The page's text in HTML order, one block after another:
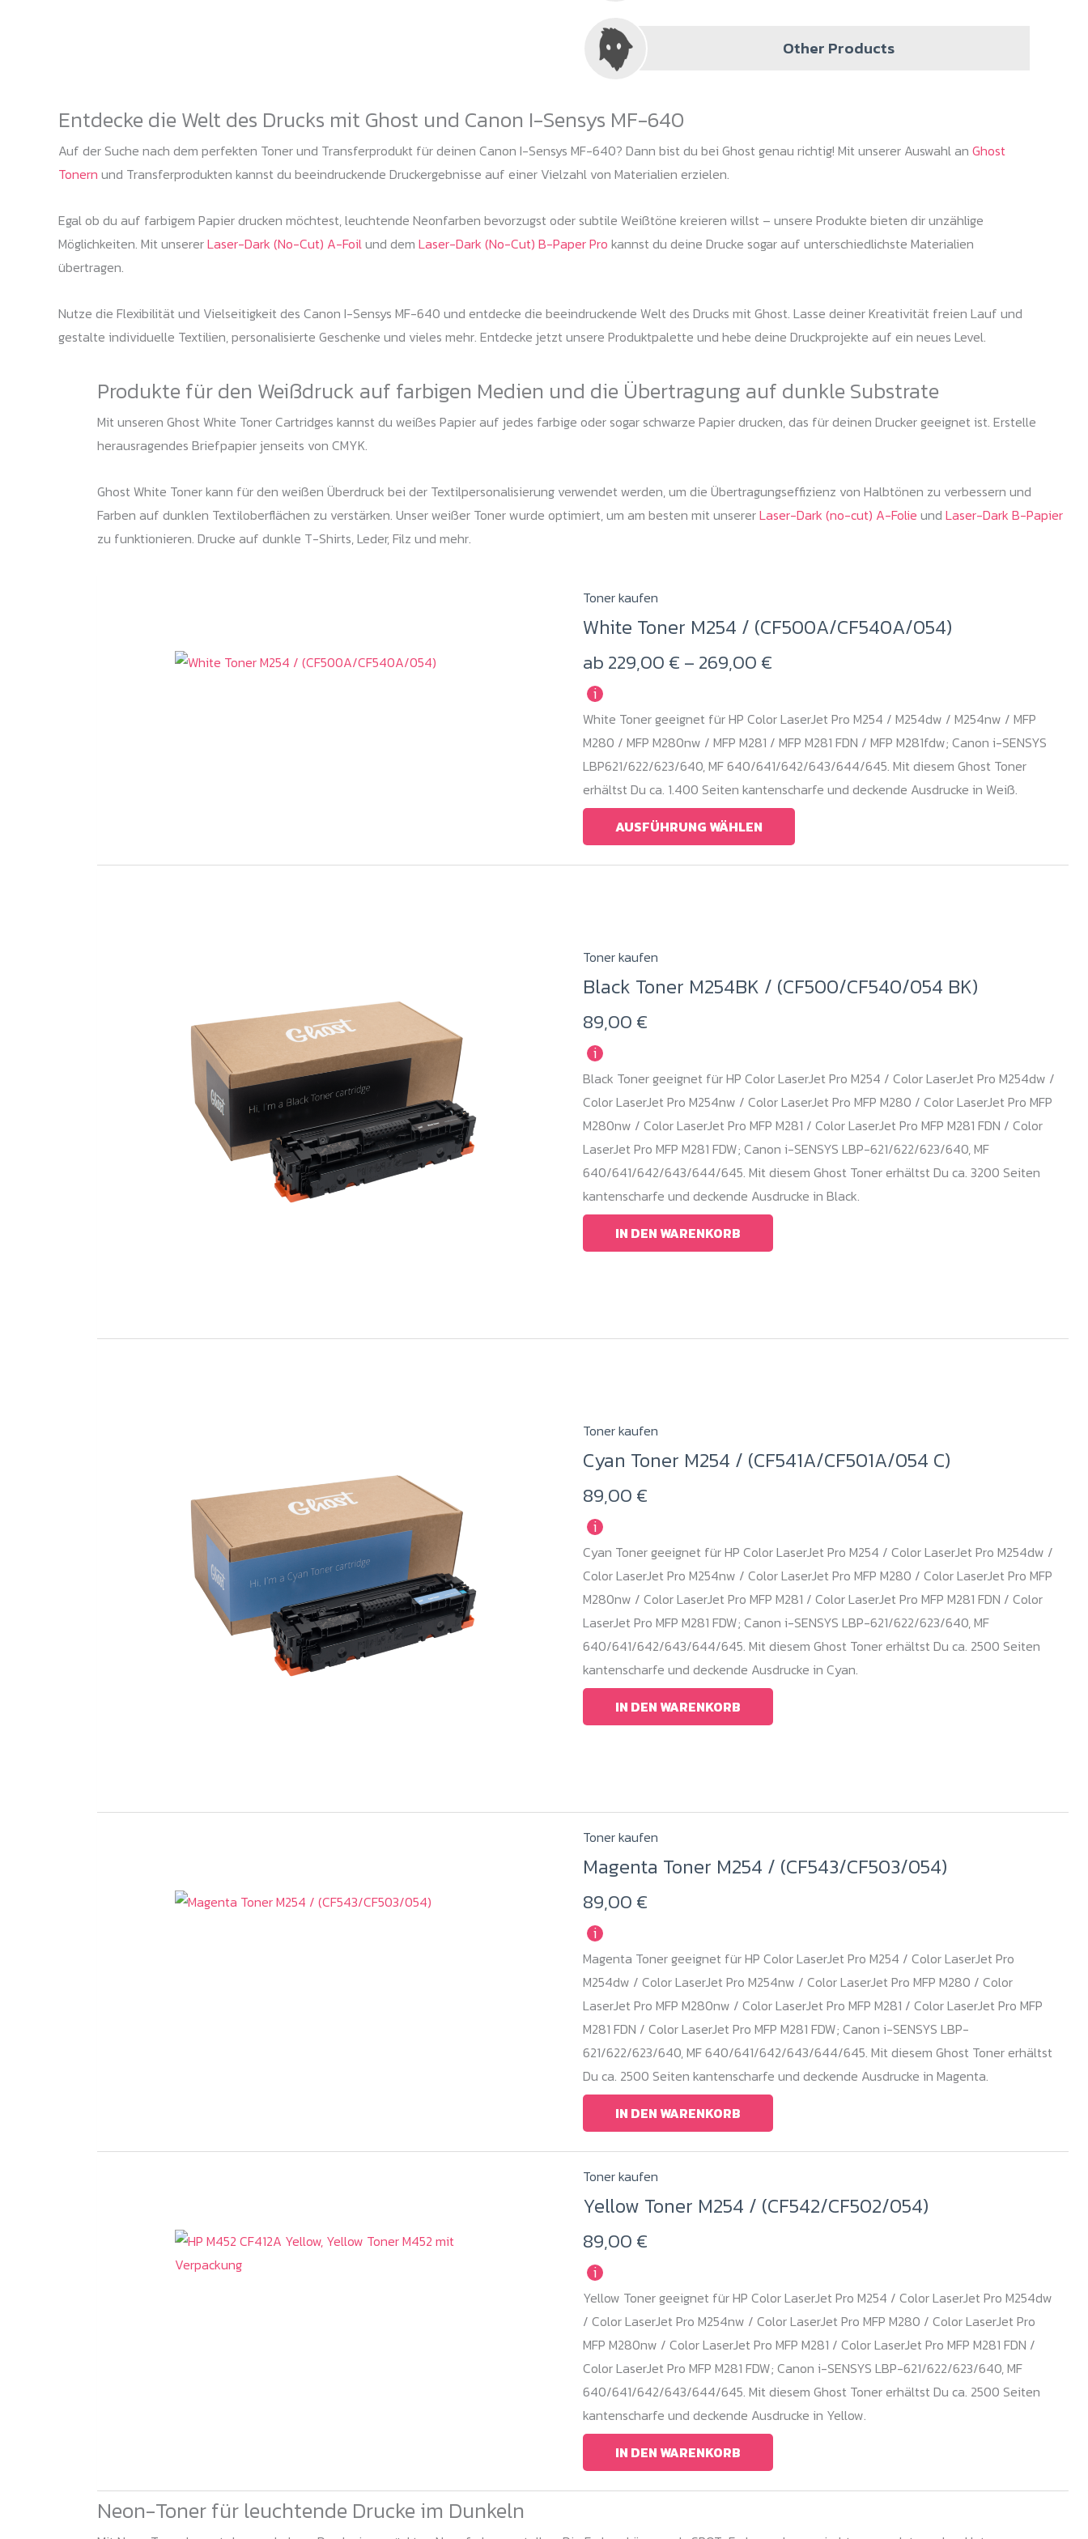
Other Products
Entdecke die Welt des Drucks mit Ghost und Canon I-Sensys MF-640
Auf der Suche nach dem perfekten Toner und Transferprodukt für deinen Canon I-Sensys MF-640? Dann bist du bei Ghost genau richtig! Mit unserer Auswahl an Ghost
Tonern und Transferprodukten kannst du beeindruckende Druckergebnisse auf einer Vielzahl von Materialien erzielen.
Egal ob du auf farbigem Papier drucken möchtest, leuchtende Neonfarben bevorzugst oder subtile Weißtöne kreieren willst – unsere Produkte bieten dir unzählige
Möglichkeiten. Mit unsererLaser-Dark (No-Cut) A-Foilund dem Laser-Dark (No-Cut) B-Paper Pro kannst du deine Drucke sogar auf unterschiedlichste Materialien
übertragen.
Nutze die Flexibilität und Vielseitigkeit des Canon I-Sensys MF-640 und entdecke die beeindruckende Welt des Drucks mit Ghost. Lasse deiner Kreativität freien Lauf und
gestalte individuelle Textilien, personalisierte Geschenke und vieles mehr. Entdecke jetzt unsere Produktpalette und hebe deine Druckprojekte auf ein neues Level.
Produkte für den Weißdruck auf farbigen Medien und die Übertragung auf dunkle Substrate
Mit unseren Ghost White Toner Cartridges kannst du weißes Papier auf jedes farbige oder sogar schwarze Papier drucken, das für deinen Drucker geeignet ist. Erstelle
herausragendes Briefpapier jenseits von CMYK.
Ghost White Toner kann für den weißen Überdruck bei der Textilpersonalisierung verwendet werden, um die Übertragungseffizienz von Halbtönen zu verbessern und
Farben auf dunklen Textiloberflächen zu verstärken. Unser weißer Toner wurde optimiert, um am besten mit unsererLaser-Dark (no-cut) A-Folie und Laser-Dark B-Papier
zu funktionieren. Drucke auf dunkle T-Shirts, Leder, Filz und mehr.
Toner kaufen
White Toner M254 / (CF500A/CF540A/054)
ab 229,00 € – 269,00 €
bis
269,00 €
i
White Toner geeignet für HP Color LaserJet Pro M254 / M254dw / M254nw / MFP
M280 / MFP M280nw / MFP M281 / MFP M281 FDN / MFP M281fdw; Canon i-SENSYS
LBP621/622/623/640, MF 640/641/642/643/644/645. Mit diesem Ghost Toner
erhältst Du ca. 1.400 Seiten kantenscharfe und deckende Ausdrucke in Weiß.
AUSFÜHRUNG WÄHLEN
Dieses
Produkt
mehrere
Varianten
auf.
Die
Optionen
können
auf
Toner kaufen
Black Toner M254BK / (CF500/CF540/054 BK)
89,00 €
i
Black Toner geeignet für HP Color LaserJet Pro M254 / Color LaserJet Pro M254dw /
Color LaserJet Pro M254nw / Color LaserJet Pro MFP M280 / Color LaserJet Pro MFP
M280nw / Color LaserJet Pro MFP M281 / Color LaserJet Pro MFP M281 FDN / Color
LaserJet Pro MFP M281 FDW; Canon i-SENSYS LBP-621/622/623/640, MF
640/641/642/643/644/645. Mit diesem Ghost Toner erhältst Du ca. 3200 Seiten
kantenscharfe und deckende Ausdrucke in Black.
IN DEN WARENKORB
Toner kaufen
Cyan Toner M254 / (CF541A/CF501A/054 C)
89,00 €
i
Cyan Toner geeignet für HP Color LaserJet Pro M254 / Color LaserJet Pro M254dw /
Color LaserJet Pro M254nw / Color LaserJet Pro MFP M280 / Color LaserJet Pro MFP
M280nw / Color LaserJet Pro MFP M281 / Color LaserJet Pro MFP M281 FDN / Color
LaserJet Pro MFP M281 FDW; Canon i-SENSYS LBP-621/622/623/640, MF
640/641/642/643/644/645. Mit diesem Ghost Toner erhältst Du ca. 2500 Seiten
kantenscharfe und deckende Ausdrucke in Cyan.
IN DEN WARENKORB
Toner kaufen
Magenta Toner M254 / (CF543/CF503/054)
89,00 €
i
Magenta Toner geeignet für HP Color LaserJet Pro M254 / Color LaserJet Pro
M254dw / Color LaserJet Pro M254nw / Color LaserJet Pro MFP M280 / Color
LaserJet Pro MFP M280nw / Color LaserJet Pro MFP M281 / Color LaserJet Pro MFP
M281 FDN / Color LaserJet Pro MFP M281 FDW; Canon i-SENSYS LBP-
621/622/623/640, MF 640/641/642/643/644/645. Mit diesem Ghost Toner erhältst
Du ca. 2500 Seiten kantenscharfe und deckende Ausdrucke in Magenta.
IN DEN WARENKORB
Toner kaufen
Yellow Toner M254 / (CF542/CF502/054)
89,00 €
i
Yellow Toner geeignet für HP Color LaserJet Pro M254 / Color LaserJet Pro M254dw
/ Color LaserJet Pro M254nw / Color LaserJet Pro MFP M280 / Color LaserJet Pro
MFP M280nw / Color LaserJet Pro MFP M281 / Color LaserJet Pro MFP M281 FDN /
Color LaserJet Pro MFP M281 FDW; Canon i-SENSYS LBP-621/622/623/640, MF
640/641/642/643/644/645. Mit diesem Ghost Toner erhältst Du ca. 2500 Seiten
kantenscharfe und deckende Ausdrucke in Yellow.
IN DEN WARENKORB
Neon-Toner für leuchtende Drucke im Dunkeln